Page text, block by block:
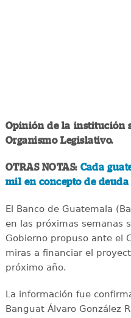
Opinión de la institución
Organismo Legislativo.
OTRAS NOTAS: Cada
mil en concepto de
El Banco de Guatemala
en las próximas semanas
Gobierno propuso ante el
miras a financiar el
próximo año.
La información fue
Banguat Álvaro González